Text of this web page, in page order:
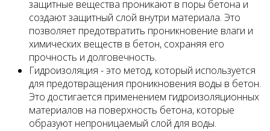
защитные вещества проникают в поры бетона и
создают защитный слой внутри материала. Это
позволяет предотвратить проникновение влаги и
химических веществ в бетон, сохраняя его
прочность и долговечность.
Гидроизоляция - это метод, который используется
для предотвращения проникновения воды в бетон.
Это достигается применением гидроизоляционных
материалов на поверхность бетона, которые
образуют непроницаемый слой для воды.